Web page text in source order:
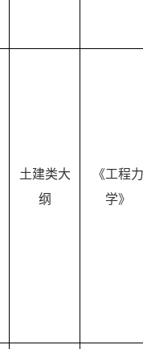
土建类大
纲
《工程力
学》